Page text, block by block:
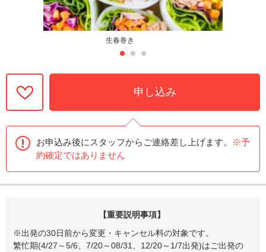
生春巻き
申し込み
お申込み後にスタッフからご連絡差し上げます。
※予
約確定ではありません
【重要説明事項】
※出発の30日前から変更・キャンセル料の対象です。
繁忙期(4/27～5/6、7/20～08/31、12/20～1/7出発)はご出発の